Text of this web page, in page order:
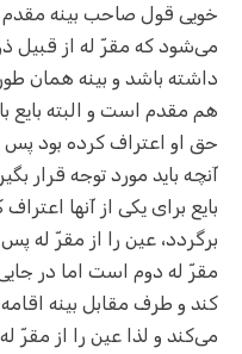
خویی قول صاحب بینه مقدم
می‌شود که مقرّ‌ له از قبیل
داشته باشد و بینه همان
هم مقدم است و البته بایع
حق او اعتراف کرده بود پس
آنچه باید مورد توجه قرار
بایع برای یکی از آنها
برگردد، عین را از مقرّ له
مقرّ‌ له دوم است اما در جایی
کند و طرف مقابل بینه اقامه
می‌کند و لذا عین را از مقرّ‌